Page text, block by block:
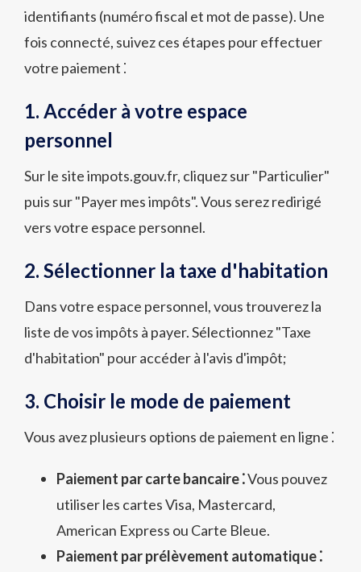
identifiants (numéro fiscal et mot de passe). Une
fois connecté, suivez ces étapes pour effectuer
votre paiement ⁚
1. Accéder à votre espace
personnel
Sur le site impots.gouv.fr, cliquez sur "Particulier"
puis sur "Payer mes impôts". Vous serez redirigé
vers votre espace personnel.
2. Sélectionner la taxe d'habitation
Dans votre espace personnel, vous trouverez la
liste de vos impôts à payer. Sélectionnez "Taxe
d'habitation" pour accéder à l'avis d'impôt;
3. Choisir le mode de paiement
Vous avez plusieurs options de paiement en ligne ⁚
Paiement par carte bancaire ⁚Vous pouvez
utiliser les cartes Visa, Mastercard,
American Express ou Carte Bleue.
Paiement par prélèvement automatique ⁚